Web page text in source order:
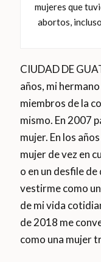
mujeres que
abortos,
CIUDAD DE
años, mi
miembros de la
mismo. En 2007
mujer. En los
mujer de vez en
o en un desfile
vestirme como
de mi vida
de 2018 me
como una mujer